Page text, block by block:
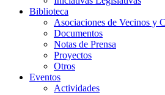
Biblioteca
Asociaciones de Vecinos y
Documentos
Notas de Prensa
Proyectos
Otros
Eventos
Actividades